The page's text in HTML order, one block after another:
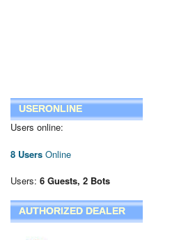
USERONLINE
Users online:
8 Users Online
Users: 6 Guests, 2 Bots
AUTHORIZED DEALER